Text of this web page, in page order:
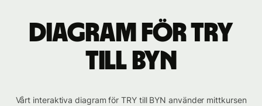
Diagram för TRY
till BYN
Vårt interaktiva diagram för TRY till BYN använder mittkursen